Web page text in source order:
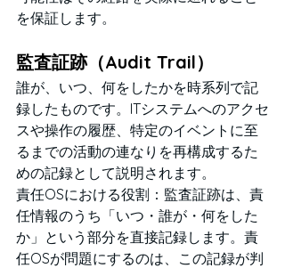
を保証します。
監査証跡（Audit Trail）
誰が、いつ、何をしたかを時系列で記
録したものです。ITシステムへのアクセ
スや操作の履歴、特定のイベントに至
るまでの活動の連なりを再構成するた
めの記録として説明されます。
責任OSにおける役割：監査証跡は、責
任情報のうち「いつ・誰が・何をした
か」という部分を直接記録します。責
任OSが問題にするのは、この記録が判